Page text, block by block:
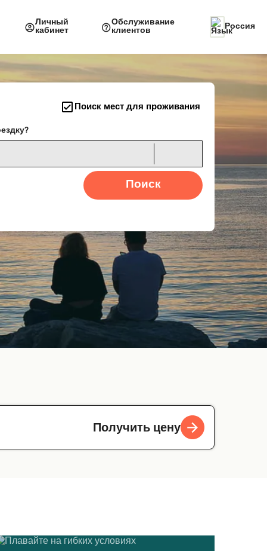
Личный
кабинет
Обслуживание
клиентов
Россия
Поиск мест для проживания
Поиск
Получить цену